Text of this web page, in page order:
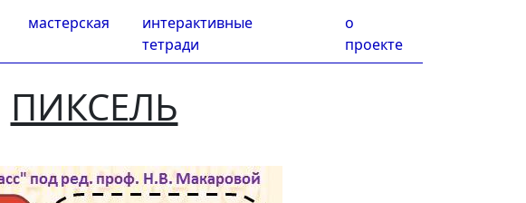
мастерская
интерактивные
тетради
о
проекте
ПИКСЕЛЬ